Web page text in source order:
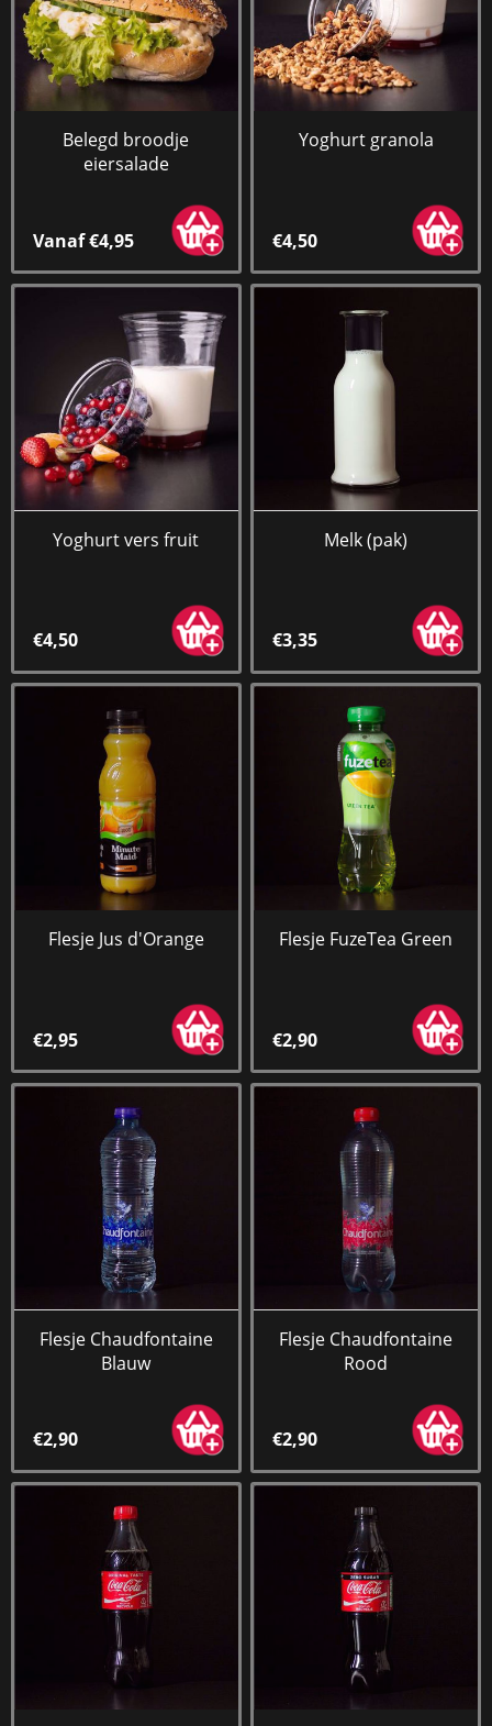
Belegd broodje
eiersalade
Vanaf €4,95
Yoghurt granola
€4,50
Yoghurt vers fruit
€4,50
Melk (pak)
€3,35
Flesje Jus d'Orange
€2,95
Flesje FuzeTea Green
€2,90
Flesje Chaudfontaine
Blauw
€2,90
Flesje Chaudfontaine
Rood
€2,90